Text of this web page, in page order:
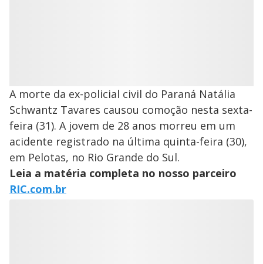
A morte da ex-policial civil do Paraná Natália
Schwantz Tavares causou comoção nesta sexta-
feira (31). A jovem de 28 anos morreu em um
acidente registrado na última quinta-feira (30),
em Pelotas, no Rio Grande do Sul.
Leia a matéria completa no nosso parceiro
RIC.com.br